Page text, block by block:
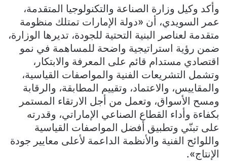
وأكد وكيل وزارة الصناعة والتكنولوجيا المتقدمة،
عمر السويدي، أن «دولة الإمارات تمتلك منظومة
متقدمة لعناصر البنية التحتية للجودة، تديرها الوزارة،
ضمن رؤية استراتيجية واضحة للمساهمة في نمو
اقتصادي مستدام قائم على المعرفة والابتكار،
وتشمل التشريعات الفنية والمواصفات القياسية،
والمقاييس، والاعتماد، وتقييم المطابقة، والرقابة
ومسح الأسواق، وتعمل من أجل الارتقاء المستمر
بكفاءة وأداء القطاع الصناعي الإماراتي، وقدرته
على تبنّي وتطبيق أفضل المواصفات القياسية
واللوائح الفنية والأنظمة الداعمة لأعلى معايير جودة
الإنتاج».